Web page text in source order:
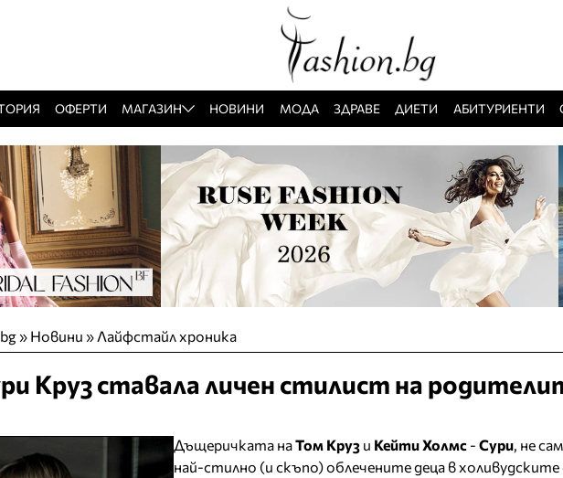
ОФЕРТИ МАГАЗИН НОВИНИ МОДА ЗДРАВЕ ДИЕТИ АБИТУРИЕНТИ
» Новини » Лайфстайл хроника
Круз ставала личен стилист на
Дъщеричката наТом Круз и Кейти Холмс - Сури , не
най-стилно (и скъпо) облечените деца в холивудските